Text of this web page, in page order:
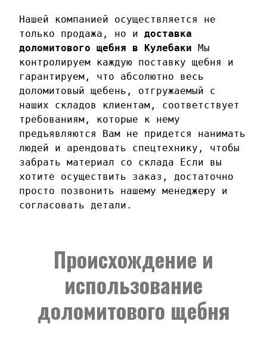
Нашей компанией осуществляется не
только продажа, но идоставка
доломитового щебня в Кулебаки Мы
контролируем каждую поставку щебня и
гарантируем, что абсолютно весь
доломитовый щебень, отгружаемый с
наших складов клиентам, соответствует
требованиям, которые к нему
предъявляются Вам не придется нанимать
людей и арендовать спецтехнику, чтобы
забрать материал со склада Если вы
хотите осуществить заказ, достаточно
просто позвонить нашему менеджеру и
согласовать детали.
Происхождение и
использование
доломитового щебня